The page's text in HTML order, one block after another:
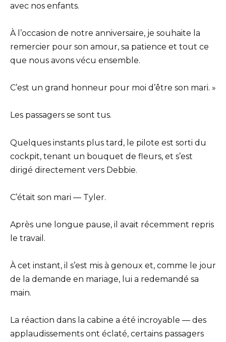
avec nos enfants.
À l’occasion de notre anniversaire, je souhaite la
remercier pour son amour, sa patience et tout ce
que nous avons vécu ensemble.
C’est un grand honneur pour moi d’être son mari. »
Les passagers se sont tus.
Quelques instants plus tard, le pilote est sorti du
cockpit, tenant un bouquet de fleurs, et s’est
dirigé directement vers Debbie.
C’était son mari — Tyler.
Après une longue pause, il avait récemment repris
le travail.
À cet instant, il s’est mis à genoux et, comme le jour
de la demande en mariage, lui a redemandé sa
main.
La réaction dans la cabine a été incroyable — des
applaudissements ont éclaté, certains passagers